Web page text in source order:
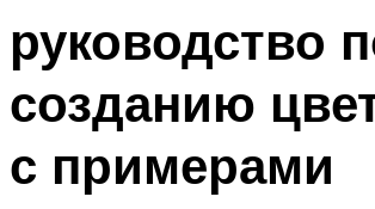
руководство
созданию
с примерами